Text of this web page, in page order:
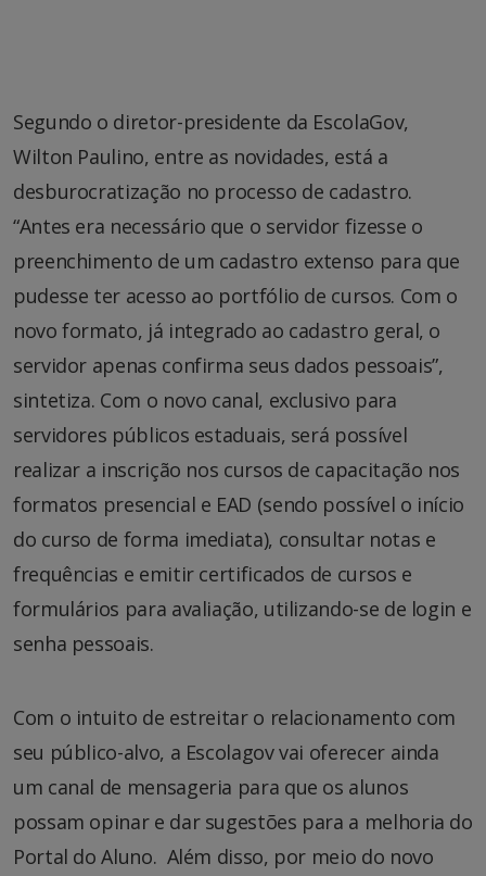
Segundo o diretor-presidente da EscolaGov,
Wilton Paulino, entre as novidades, está a
desburocratização no processo de cadastro.
“Antes era necessário que o servidor fizesse o
preenchimento de um cadastro extenso para que
pudesse ter acesso ao portfólio de cursos. Com o
novo formato, já integrado ao cadastro geral, o
servidor apenas confirma seus dados pessoais”,
sintetiza. Com o novo canal, exclusivo para
servidores públicos estaduais, será possível
realizar a inscrição nos cursos de capacitação nos
formatos presencial e EAD (sendo possível o início
do curso de forma imediata), consultar notas e
frequências e emitir certificados de cursos e
formulários para avaliação, utilizando-se de login e
senha pessoais.
Com o intuito de estreitar o relacionamento com
seu público-alvo, a Escolagov vai oferecer ainda
um canal de mensageria para que os alunos
possam opinar e dar sugestões para a melhoria do
Portal do Aluno. Além disso, por meio do novo